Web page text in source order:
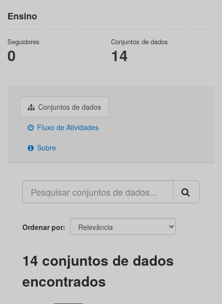
Ensino
Seguidores
0
Conjuntos de dados
14
Conjuntos de dados
Fluxo de Atividades
Sobre
Ordenar por
14 conjuntos de dados
encontrados